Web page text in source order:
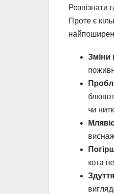
Розпізнати
Проте є
Зміни
чи
кота